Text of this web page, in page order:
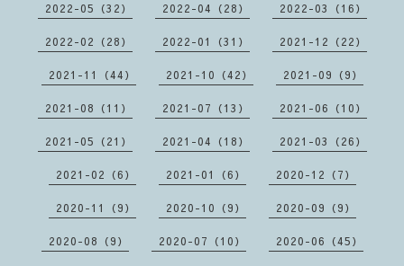
2022-05（32） 2022-04（28） 2022-03（16）
2022-02（28） 2022-01（31） 2021-12（22）
2021-11（44） 2021-10（42） 2021-09（9）
2021-08（11） 2021-07（13） 2021-06（10）
2021-05（21） 2021-04（18） 2021-03（26）
2021-02（6） 2021-01（6） 2020-12（7）
2020-11（9） 2020-10（9） 2020-09（9）
2020-08（9） 2020-07（10） 2020-06（45）